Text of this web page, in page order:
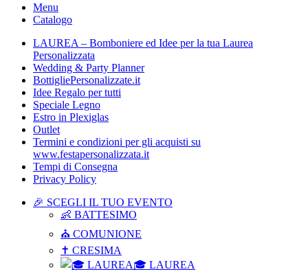
Menu
Catalogo
LAUREA – Bomboniere ed Idee per la tua Laurea
Personalizzata
Wedding & Party Planner
BottigliePersonalizzate.it
Idee Regalo per tutti
Speciale Legno
Estro in Plexiglas
Outlet
Termini e condizioni per gli acquisti su
www.festapersonalizzata.it
Tempi di Consegna
Privacy Policy
🎉 SCEGLI IL TUO EVENTO
👶 BATTESIMO
⛪ COMUNIONE
✝ CRESIMA
🎓 LAUREA